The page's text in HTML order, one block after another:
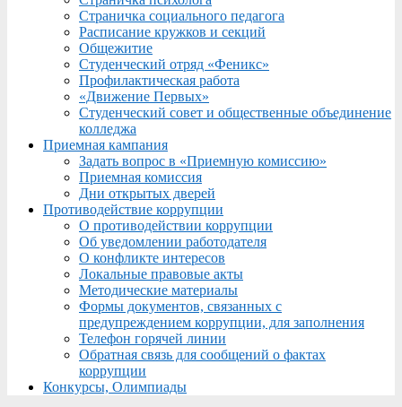
Страничка социального педагога
Расписание кружков и секций
Общежитие
Студенческий отряд «Феникс»
Профилактическая работа
«Движение Первых»
Студенческий совет и общественные объединение
колледжа
Приемная кампания
Задать вопрос в «Приемную комиссию»
Приемная комиссия
Дни открытых дверей
Противодействие коррупции
О противодействии коррупции
Об уведомлении работодателя
О конфликте интересов
Локальные правовые акты
Методические материалы
Формы документов, связанных с
предупреждением коррупции, для заполнения
Телефон горячей линии
Обратная связь для сообщений о фактах
коррупции
Конкурсы, Олимпиады